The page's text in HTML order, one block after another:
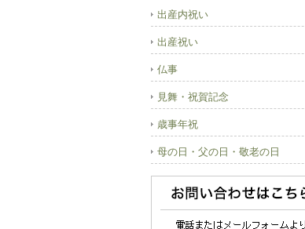
出産内祝い
出産祝い
仏事
見舞・祝賀記念
歳事年祝
母の日・父の日・敬老の日